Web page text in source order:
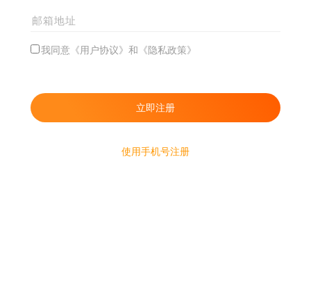
我同意《用户协议》和《隐私政策》
使用手机号注册